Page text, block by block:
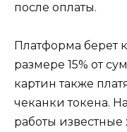
после оплаты.
Платформа берет
размере 15% от
картин также
чеканки токена.
работы